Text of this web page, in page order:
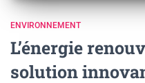
ENVIRONNEMENT
L’énergie
solution